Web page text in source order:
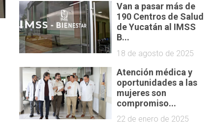
Van a pasar más de
190 Centros de Salud
de Yucatán al IMSS
B...
18 de agosto de 2025
Atención médica y
oportunidades a las
mujeres son
compromiso...
22 de enero de 2025